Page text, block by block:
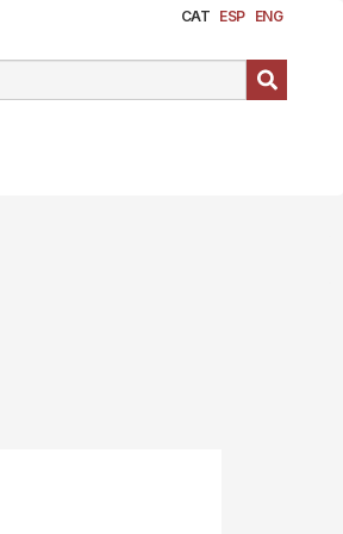
CAT ESP ENG